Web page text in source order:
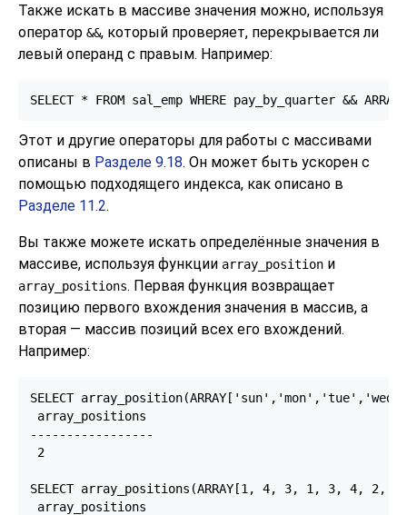
Также искать в массиве значения можно, используя
оператор &&, который проверяет, перекрывается ли
левый операнд с правым. Например:
SELECT * FROM sal_emp WHERE pay_by_quarter &&
Этот и другие операторы для работы с массивами
описаны в Разделе 9.18. Он может быть ускорен с
помощью подходящего индекса, как описано в
Разделе 11.2.
Вы также можете искать определённые значения в
массиве, используя функции array_position и
array_positions. Первая функция возвращает
позицию первого вхождения значения в массив, а
вторая — массив позиций всех его вхождений.
Например:
SELECT
array_positions
-----------------
2
SELECT array_positions(ARRAY[1, 4, 3, 1, 3, 4, 2,
array_positions